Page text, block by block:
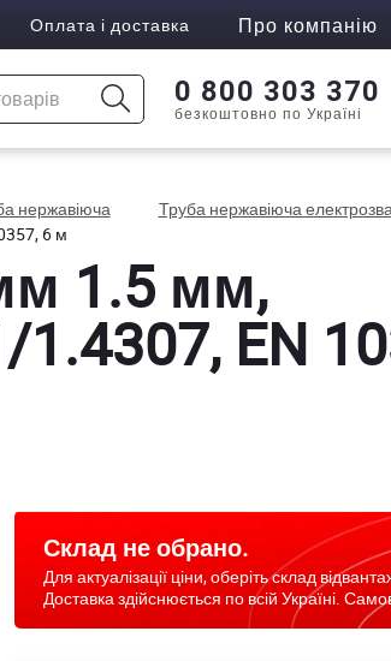
Оплата і доставка Про компанію
0 800 303 370
безкоштовно по Україні
нержавіюча
Труба нержавіюча
6 м
1.5 мм,
EN
Склад не обрано.
Для актуалізації ціни, оберіть склад
Доставка здійснюється по всій Україні.